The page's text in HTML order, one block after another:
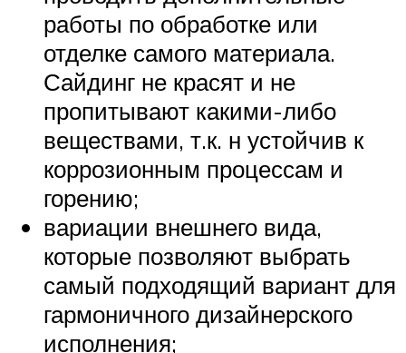
работы по обработке или
отделке самого материала.
Сайдинг не красят и не
пропитывают какими-либо
веществами, т.к. н устойчив к
коррозионным процессам и
горению;
вариации внешнего вида,
которые позволяют выбрать
самый подходящий вариант для
гармоничного дизайнерского
исполнения;